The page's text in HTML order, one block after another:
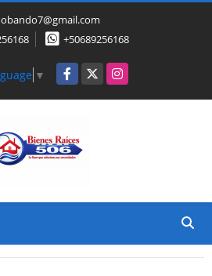
+50689256168
▼ Facebook
X Instagram